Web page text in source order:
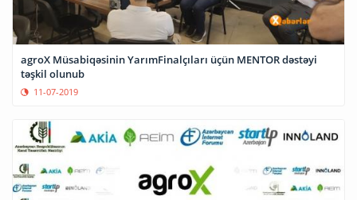
agroX Müsabiqəsinin YarımFinalçıları üçün MENTOR dəstəyi
təşkil olunub
11-07-2019